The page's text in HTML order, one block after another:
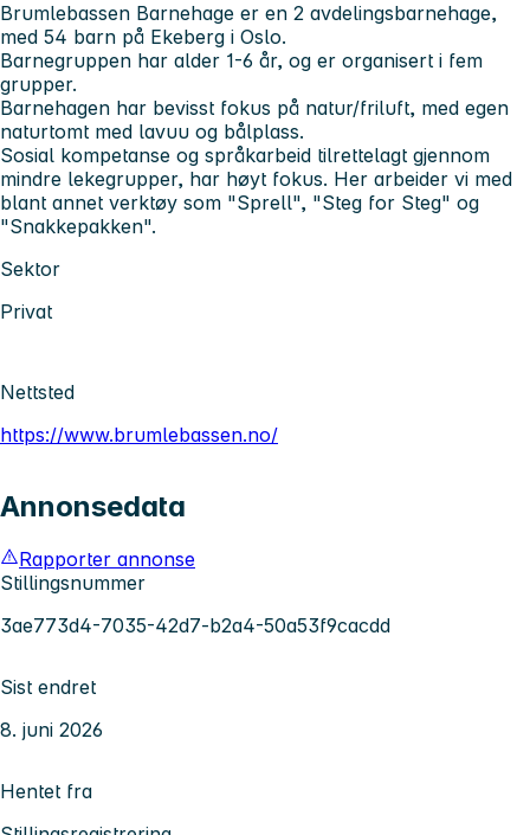
Brumlebassen Barnehage er en 2 avdelingsbarnehage,
med 54 barn på Ekeberg i Oslo.
Barnegruppen har alder 1-6 år, og er organisert i fem
grupper.
Barnehagen har bevisst fokus på natur/friluft, med egen
naturtomt med lavuu og bålplass.
Sosial kompetanse og språkarbeid tilrettelagt gjennom
mindre lekegrupper, har høyt fokus. Her arbeider vi med
blant annet verktøy som "Sprell", "Steg for Steg" og
"Snakkepakken".
Sektor
Privat
Nettsted
https://www.brumlebassen.no/
Annonsedata
Rapporter annonse
Stillingsnummer
3ae773d4-7035-42d7-b2a4-50a53f9cacdd
Sist endret
8. juni 2026
Hentet fra